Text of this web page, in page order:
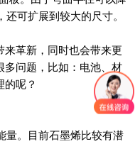
可扩展到较大的尺寸。
革新，同时也会带来更
多问题，比如：电池、材
的呢？
。目前石墨烯比较有潜